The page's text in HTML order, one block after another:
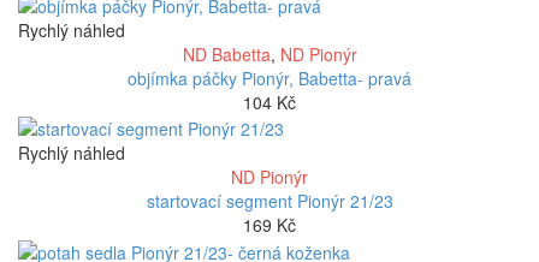
Rychlý náhled
ND Babetta, ND Pionýr
objímka páčky Pionýr, Babetta- pravá
104 Kč
Rychlý náhled
ND Pionýr
startovací segment Pionýr 21/23
169 Kč